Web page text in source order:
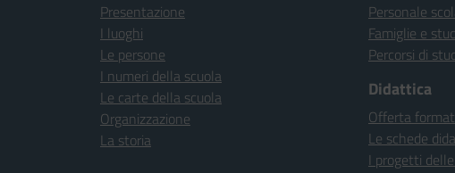
Presentazione
I luoghi
Le persone
I numeri della scuola
Le carte della scuola
Organizzazione
La storia
Personale
Famiglie e
Percorsi di
Didattica
Offerta
Le schede
I progetti